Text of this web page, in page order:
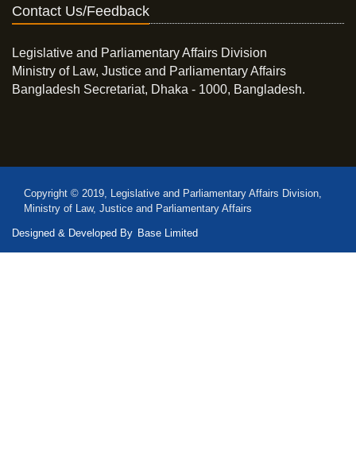
Contact Us/Feedback
Legislative and Parliamentary Affairs Division
Ministry of Law, Justice and Parliamentary Affairs
Bangladesh Secretariat, Dhaka - 1000, Bangladesh.
Copyright © 2019, Legislative and Parliamentary Affairs Division,
Ministry of Law, Justice and Parliamentary Affairs
Designed & Developed By Base Limited